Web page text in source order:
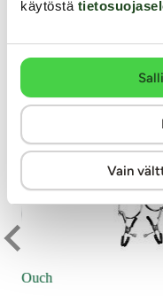
käytöstä
Vain
Ouch